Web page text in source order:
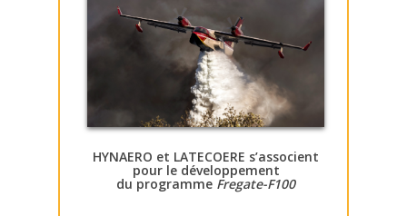
HYNAERO et LATECOERE s’associent
pour le développement
du programme Fregate-F100